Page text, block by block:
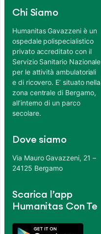
Chi Siamo
Humanitas Gavazzeni è un
ospedale polispecialistico
privato accreditato con il
Servizio Sanitario Nazionale
per le attività ambulatoriali
e di ricovero. E’ situato nella
zona centrale di Bergamo,
all’interno di un parco
secolare.
Dove siamo
Via Mauro Gavazzeni, 21 –
24125 Bergamo
Scarica l’app
Humanitas Con Te